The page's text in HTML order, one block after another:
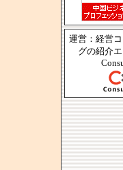
運営：経営
グの紹介